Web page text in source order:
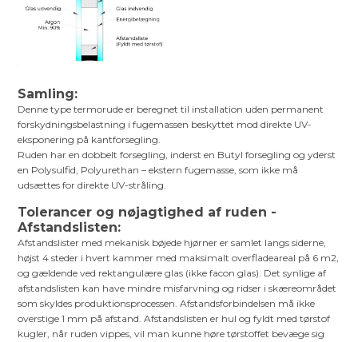
Samling:
Denne type termorude er beregnet til installation uden permanent
forskydningsbelastning i fugemassen beskyttet mod direkte UV-
eksponering på kantforsegling.
Ruden har en dobbelt forsegling, inderst en Butyl forsegling og yderst
en Polysulfid, Polyurethan – ekstern fugemasse, som ikke må
udsættes for direkte UV-stråling.
Tolerancer og nøjagtighed af ruden -
Afstandslisten:
Afstandslister med mekanisk bøjede hjørner er samlet langs siderne,
højst 4 steder i hvert kammer med maksimalt overfladeareal på 6 m2,
og gældende ved rektangulære glas (ikke facon glas). Det synlige af
afstandslisten kan have mindre misfarvning og ridser i skæreområdet
som skyldes produktionsprocessen. Afstandsforbindelsen må ikke
overstige 1 mm på afstand. Afstandslisten er hul og fyldt med tørstof
kugler, når ruden vippes, vil man kunne høre tørstoffet bevæge sig